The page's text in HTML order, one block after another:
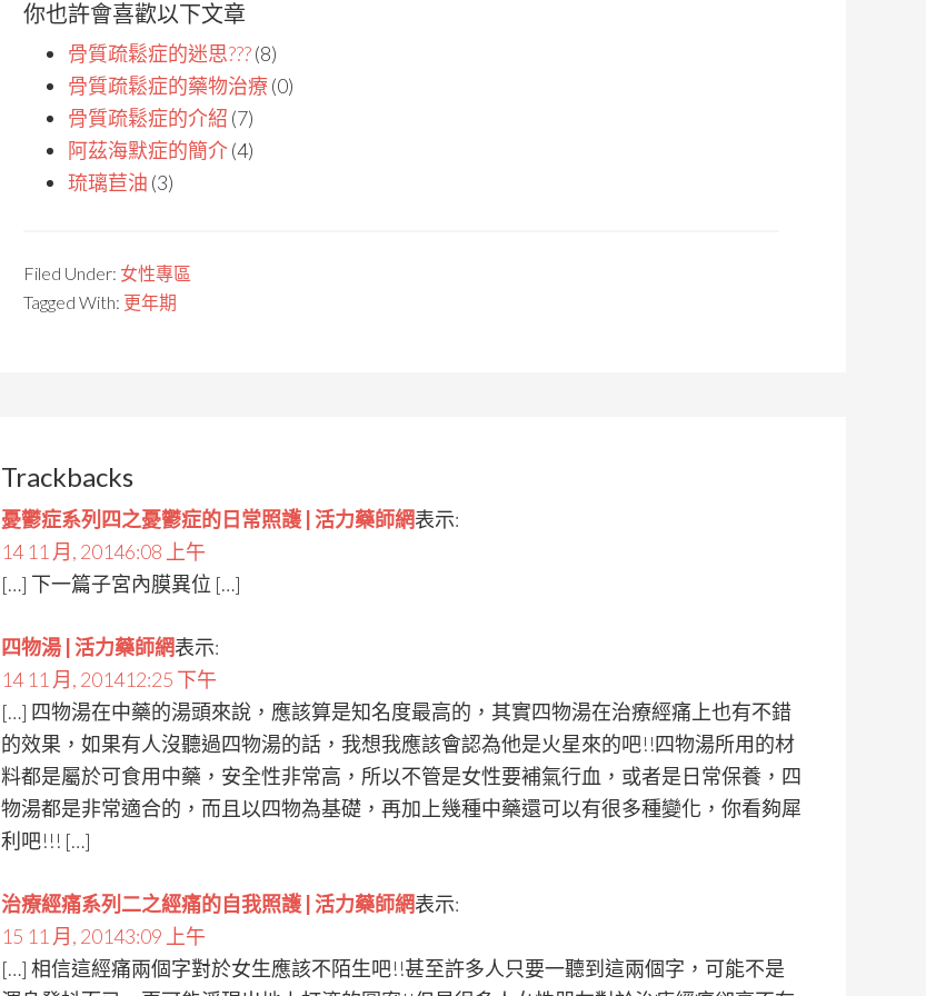
你也許會喜歡以下文章
骨質疏鬆症的迷思???(8)
骨質疏鬆症的藥物治療(0)
骨質疏鬆症的介紹 (7)
阿茲海默症的簡介(4)
琉璃苣油 (3)
Filed Under: 女性專區
Tagged With: 更年期
Trackbacks
憂鬱症系列四之憂鬱症的日常照護 | 活力藥師網表示:
14 11 月, 20146:08 上午
[…] 下一篇子宮內膜異位 […]
四物湯 | 活力藥師網表示:
14 11 月, 201412:25 下午
[…] 四物湯在中藥的湯頭來說，應該算是知名度最高的，其實四物湯在治療經痛上也有不錯
的效果，如果有人沒聽過四物湯的話，我想我應該會認為他是火星來的吧!!四物湯所用的材
料都是屬於可食用中藥，安全性非常高，所以不管是女性要補氣行血，或者是日常保養，四
物湯都是非常適合的，而且以四物為基礎，再加上幾種中藥還可以有很多種變化，你看夠犀
利吧!!! […]
治療經痛系列二之經痛的自我照護 | 活力藥師網表示:
15 11 月, 20143:09 上午
[…] 相信這經痛兩個字對於女生應該不陌生吧!!甚至許多人只要一聽到這兩個字，可能不是